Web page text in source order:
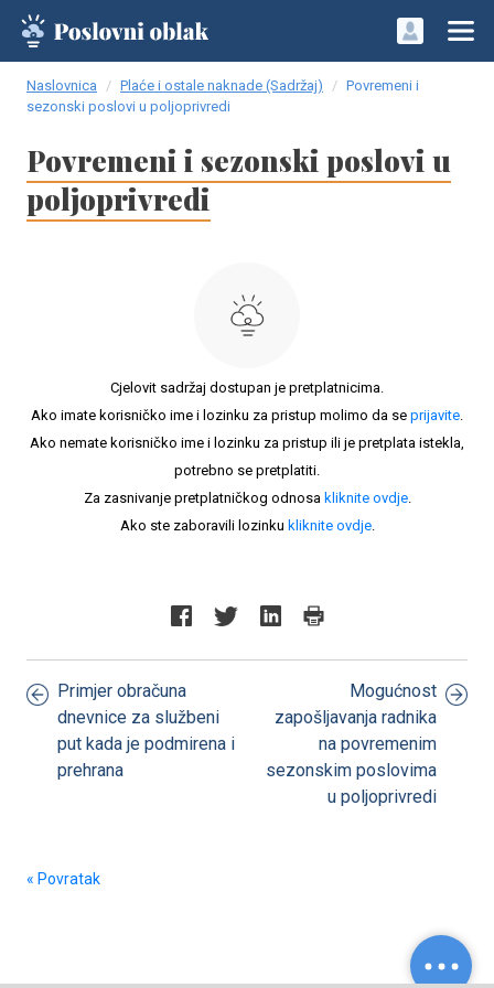
Naslovnica Plaće i ostale naknade (Sadržaj)
Povremeni i
sezonski poslovi u poljoprivredi
Povremeni i sezonski poslovi u
poljoprivredi
Cjelovit sadržaj dostupan je pretplatnicima.
Ako imate korisničko ime i lozinku za pristup molimo da se prijavite.
Ako nemate korisničko ime i lozinku za pristup ili je pretplata istekla,
potrebno se pretplatiti.
Za zasnivanje pretplatničkog odnosa kliknite ovdje.
Ako ste zaboravili lozinku kliknite ovdje.
Primjer obračuna
dnevnice za službeni
put kada je podmirena i
prehrana
Mogućnost
zapošljavanja radnika
na povremenim
sezonskim poslovima
u poljoprivredi
« Povratak